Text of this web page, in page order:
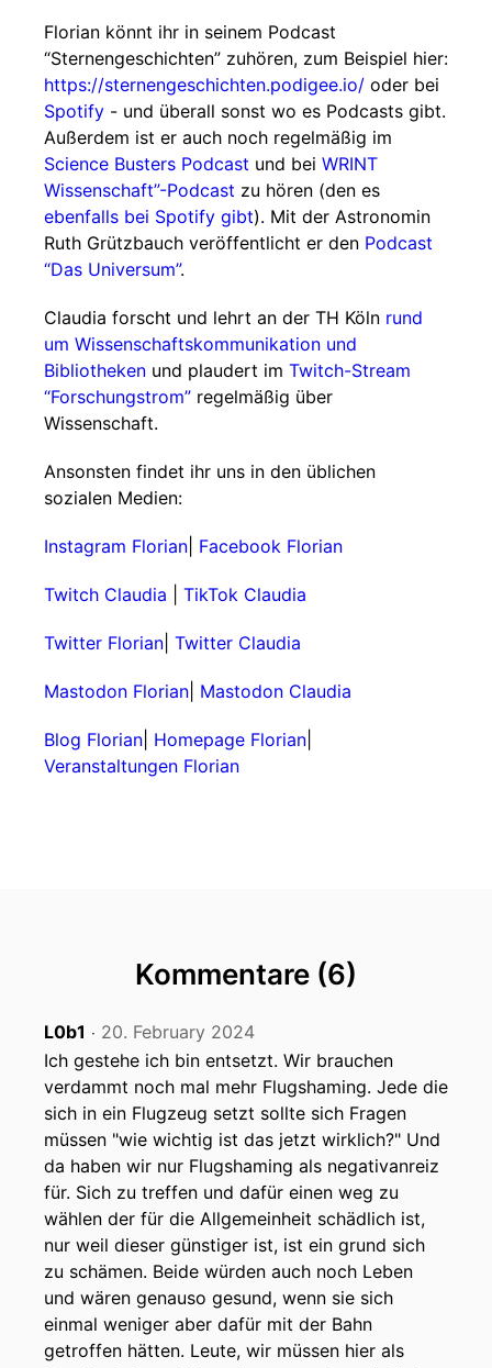
Florian könnt ihr in seinem Podcast
“Sternengeschichten” zuhören, zum Beispiel hier:
https://sternengeschichten.podigee.io/ oder bei
Spotify - und überall sonst wo es Podcasts gibt.
Außerdem ist er auch noch regelmäßig im
Science Busters Podcast und bei WRINT
Wissenschaft”-Podcast zu hören (den es
ebenfalls bei Spotify gibt). Mit der Astronomin
Ruth Grützbauch veröffentlicht er den Podcast
“Das Universum”.
Claudia forscht und lehrt an der TH Köln rund
um Wissenschaftskommunikation und
Bibliotheken und plaudert im Twitch-Stream
“Forschungstrom” regelmäßig über
Wissenschaft.
Ansonsten findet ihr uns in den üblichen
sozialen Medien:
Instagram Florian Facebook Florian
Twitch Claudia TikTok Claudia
Twitter Florian Twitter Claudia
Mastodon Florian Mastodon Claudia
Blog Florian Homepage Florian
Veranstaltungen Florian
Kommentare (6)
L0b1 ‧ 20. February 2024
Ich gestehe ich bin entsetzt. Wir brauchen
verdammt noch mal mehr Flugshaming. Jede die
sich in ein Flugzeug setzt sollte sich Fragen
müssen "wie wichtig ist das jetzt wirklich?" Und
da haben wir nur Flugshaming als negativanreiz
für. Sich zu treffen und dafür einen weg zu
wählen der für die Allgemeinheit schädlich ist,
nur weil dieser günstiger ist, ist ein grund sich
zu schämen. Beide würden auch noch Leben
und wären genauso gesund, wenn sie sich
einmal weniger aber dafür mit der Bahn
getroffen hätten. Leute, wir müssen hier als